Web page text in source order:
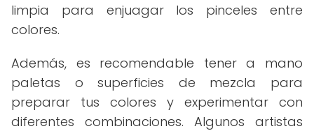
limpia para enjuagar los pinceles entre
colores.
Además, es recomendable tener a mano
paletas o superficies de mezcla para
preparar tus colores y experimentar con
diferentes combinaciones. Algunos artistas